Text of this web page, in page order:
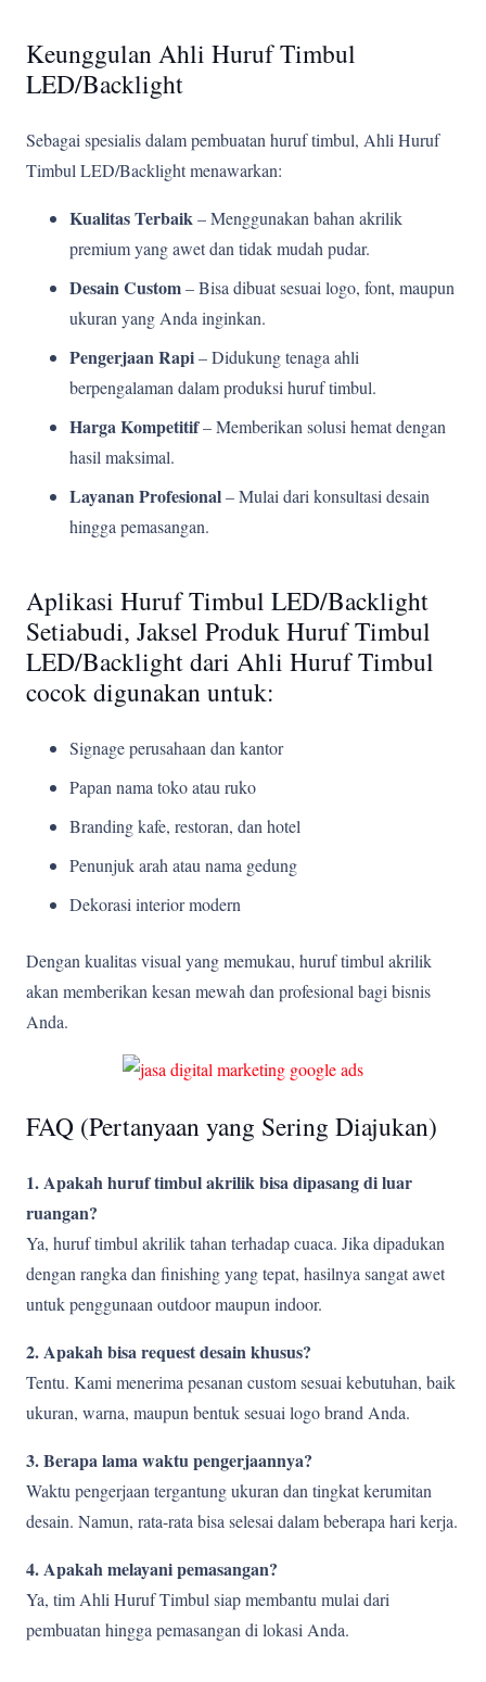
Keunggulan Ahli Huruf Timbul
LED/Backlight
Sebagai spesialis dalam pembuatan huruf timbul, Ahli Huruf
Timbul LED/Backlight menawarkan:
Kualitas Terbaik– Menggunakan bahan akrilik
premium yang awet dan tidak mudah pudar.
Desain Custom– Bisa dibuat sesuai logo, font, maupun
ukuran yang Anda inginkan.
Pengerjaan Rapi– Didukung tenaga ahli
berpengalaman dalam produksi huruf timbul.
Harga Kompetitif– Memberikan solusi hemat dengan
hasil maksimal.
Layanan Profesional– Mulai dari konsultasi desain
hingga pemasangan.
Aplikasi Huruf Timbul LED/Backlight
Setiabudi, Jaksel Produk Huruf Timbul
LED/Backlight dari Ahli Huruf Timbul
cocok digunakan untuk:
Signage perusahaan dan kantor
Papan nama toko atau ruko
Branding kafe, restoran, dan hotel
Penunjuk arah atau nama gedung
Dekorasi interior modern
Dengan kualitas visual yang memukau, huruf timbul akrilik
akan memberikan kesan mewah dan profesional bagi bisnis
Anda.
FAQ (Pertanyaan yang Sering Diajukan)
1. Apakah huruf timbul akrilik bisa dipasang di luar
ruangan?
Ya, huruf timbul akrilik tahan terhadap cuaca. Jika dipadukan
dengan rangka dan finishing yang tepat, hasilnya sangat awet
untuk penggunaan outdoor maupun indoor.
2. Apakah bisa request desain khusus?
Tentu. Kami menerima pesanan custom sesuai kebutuhan, baik
ukuran, warna, maupun bentuk sesuai logo brand Anda.
3. Berapa lama waktu pengerjaannya?
Waktu pengerjaan tergantung ukuran dan tingkat kerumitan
desain. Namun, rata-rata bisa selesai dalam beberapa hari kerja.
4. Apakah melayani pemasangan?
Ya, tim Ahli Huruf Timbul siap membantu mulai dari
pembuatan hingga pemasangan di lokasi Anda.